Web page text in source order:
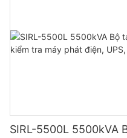
SIRL-5500L 5500kVA